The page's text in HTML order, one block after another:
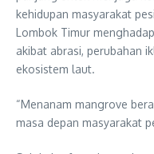
kehidupan masyarakat
Lombok Timur
akibat abrasi, perubahan
ekosistem laut.
“Menanam mangrove
masa depan masyarakat